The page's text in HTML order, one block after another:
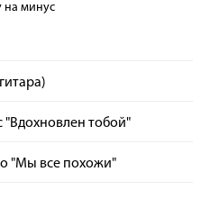
на минус
"Вдохновлен тобой"
"Мы все похожи"